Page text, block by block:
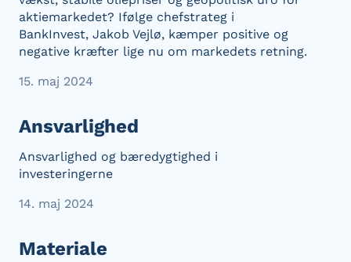
aktiemarkedet? Ifølge chefstrateg i
BankInvest, Jakob Vejlø, kæmper positive og
negative kræfter lige nu om markedets retning.
15. maj 2024
Ansvarlighed
Ansvarlighed og bæredygtighed i
investeringerne
14. maj 2024
Materiale